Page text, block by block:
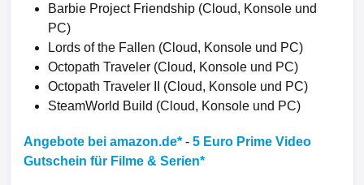
Barbie Project Friendship (Cloud, Konsole und
PC)
Lords of the Fallen (Cloud, Konsole und PC)
Octopath Traveler (Cloud, Konsole und PC)
Octopath Traveler II (Cloud, Konsole und PC)
SteamWorld Build (Cloud, Konsole und PC)
Angebote bei amazon.de - 5 Euro Prime Video
Gutschein für Filme & Serien